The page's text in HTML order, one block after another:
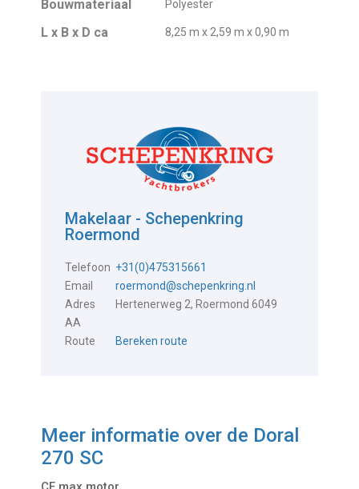
Bouwmateriaal Polyester
L x B x D ca 8,25 m x 2,59 m x 0,90 m
Makelaar - Schepenkring
Roermond
Telefoon +31(0)475315661
Email
roermond@schepenkring.nl
Adres
Hertenerweg 2, Roermond 6049
AA
Route
Bereken route
Meer informatie over de Doral
270 SC